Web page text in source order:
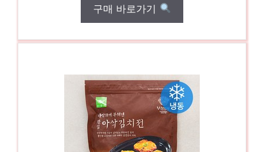
구매 바로가기